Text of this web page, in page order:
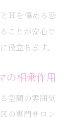
耳を傷める恐
ことが安心で
役立ちます。
の相乗作用
空間の雰囲気
の専門サロン